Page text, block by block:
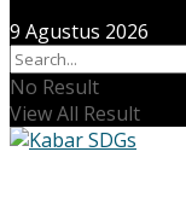
9 Agustus 2026
No Result
View All Result